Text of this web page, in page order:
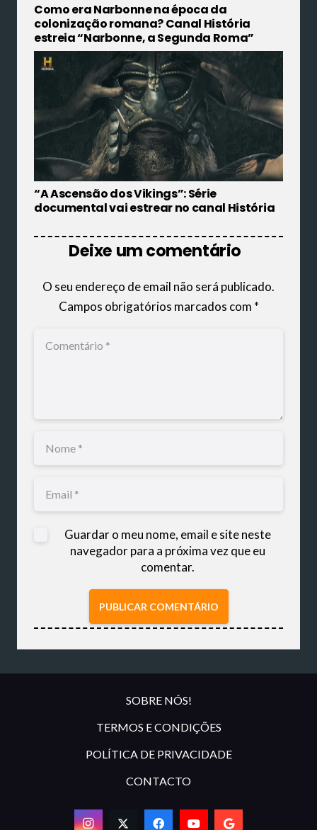
Como era Narbonne na época da
colonização romana? Canal História
estreia “Narbonne, a Segunda Roma”
“A Ascensão dos Vikings”: Série
documental vai estrear no canal História
Deixe um comentário
O seu endereço de email não será publicado.
Campos obrigatórios marcados com *
Guardar o meu nome, email e site neste
navegador para a próxima vez que eu
comentar.
PUBLICAR COMENTÁRIO
SOBRE NÓS!
TERMOS E CONDIÇÕES
POLÍTICA DE PRIVACIDADE
CONTACTO